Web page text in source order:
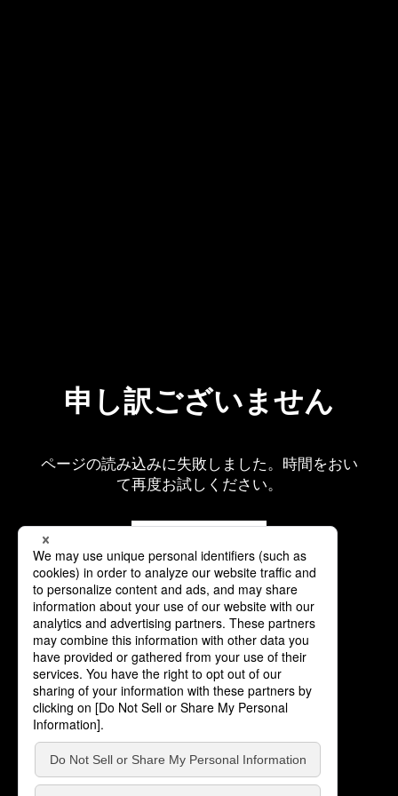
申し訳ございません
ページの読み込みに失敗しました。時間をおい
て再度お試しください。